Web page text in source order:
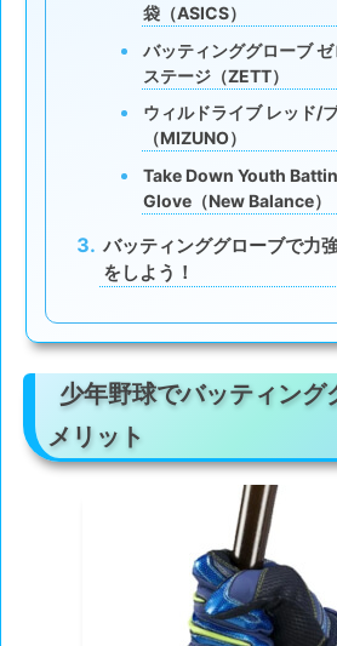
袋（ASICS）
バッティンググローブ
ステージ（ZETT）
ウィルドライブ レッド/
（MIZUNO）
Take Down Youth
Glove（New Balance）
バッティンググローブで力
をしよう！
少年野球でバッティング
メリット